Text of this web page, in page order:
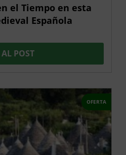
el Tiempo en esta
Española
POST
OFERTA